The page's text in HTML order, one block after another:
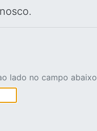
lado no campo abaixo